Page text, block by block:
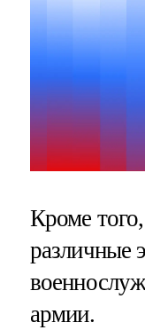
Кроме
различные
армии.